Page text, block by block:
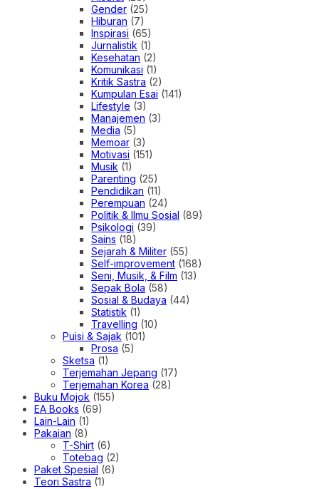
Gender (25)
Hiburan (7)
Inspirasi (65)
Jurnalistik (1)
Kesehatan (2)
Komunikasi (1)
Kritik Sastra (2)
Kumpulan Esai (141)
Lifestyle (3)
Manajemen (3)
Media (5)
Memoar (3)
Motivasi (151)
Musik (1)
Parenting (25)
Pendidikan (11)
Perempuan (24)
Politik & Ilmu Sosial (89)
Psikologi (39)
Sains (18)
Sejarah & Militer (55)
Self-improvement (168)
Seni, Musik, & Film (13)
Sepak Bola (58)
Sosial & Budaya (44)
Statistik (1)
Travelling (10)
Puisi & Sajak (101)
Prosa (5)
Sketsa (1)
Terjemahan Jepang (17)
Terjemahan Korea (28)
Buku Mojok (155)
EA Books (69)
Lain-Lain (1)
Pakaian (8)
T-Shirt (6)
Totebag (2)
Paket Spesial (6)
Teori Sastra (1)